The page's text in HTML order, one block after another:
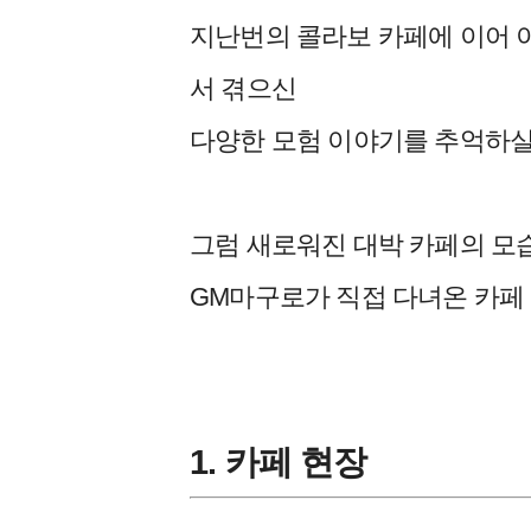
지난번의 콜라보 카페에 이어
서 겪으신
다양한 모험 이야기를 추억하
그럼 새로워진 대박 카페의 모
GM마구로가 직접 다녀온 카
1. 카페 현장